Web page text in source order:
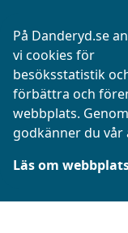
På Danderyd.se
vi cookies för
besöksstatistik
förbättra och
webbplats.
godkänner du vår
Läs om